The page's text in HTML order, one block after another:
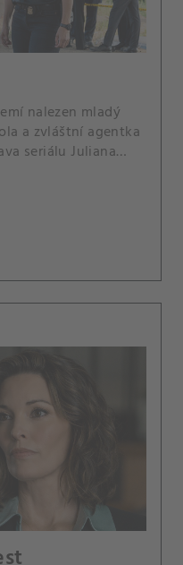
nalezen mladý
a zvláštní agentka
seriálu Juliana